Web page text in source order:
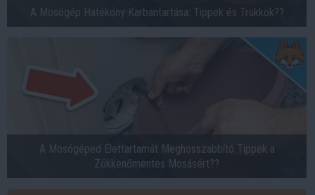
A Mosógép Hatékony Karbantartása: Tippek és Trükkök??
A Mosógéped Élettartamát Meghosszabbító Tippek a
Zökkenőmentes Mosásért??